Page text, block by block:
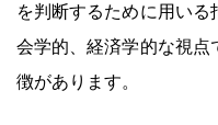
を判断するために用い
会学的、経済学的な視点
徴があります。